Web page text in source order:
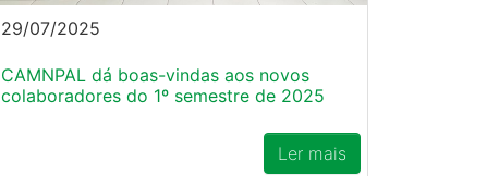
29/07/2025
CAMNPAL dá boas-vindas aos novos
colaboradores do 1º semestre de 2025
Ler mais